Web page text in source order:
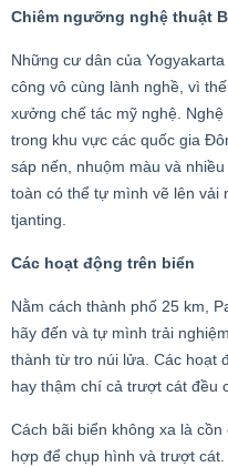
Chiêm ngưỡng nghệ thuật
Những cư dân của
công vô cùng lành nghề, vì
xưởng chế tác mỹ nghệ.
trong khu vực các quốc gia
sáp nến, nhuộm màu và
toàn có thể tự mình vẽ lên vải
tjanting.
Các hoạt động trên biển
Nằm cách thành phố 25 km,
hãy đến và tự mình trải
thành từ tro núi lửa. Các hoạt
hay thậm chí cả trượt cát đều
Cách bãi biển không xa là
hợp để chụp hình và trượt